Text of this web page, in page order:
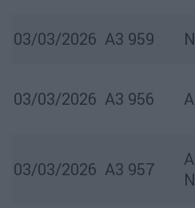
03/03/2026 Α3 959
03/03/2026 A3 956
03/03/2026 Α3 957